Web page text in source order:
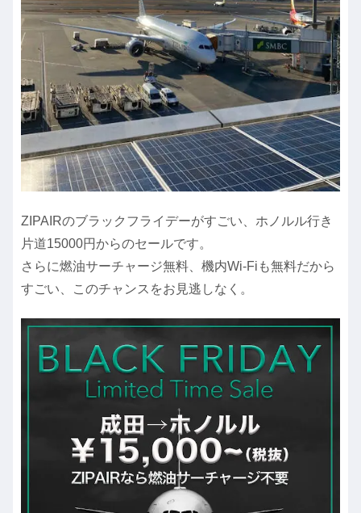
ZIPAIRのブラックフライデーがすごい、ホノルル行き
片道15000円からのセールです。
さらに燃油サーチャージ無料、機内Wi-Fiも無料だから
すごい、このチャンスをお見逃しなく。